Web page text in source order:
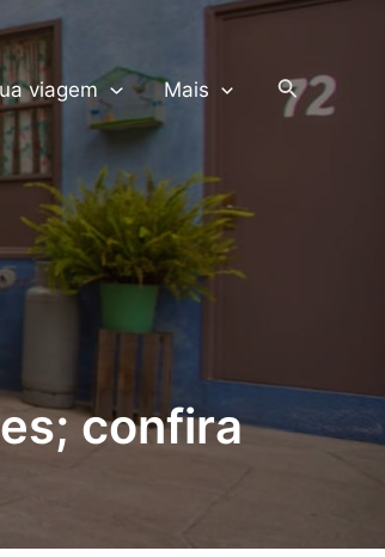
viagem Mais Pesquisar
confira